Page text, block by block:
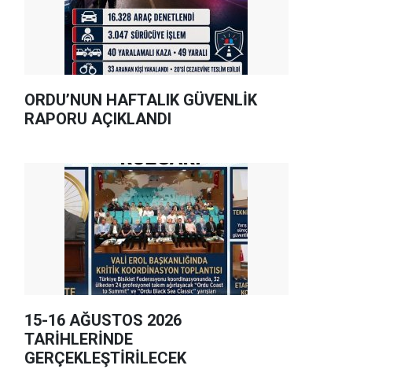
ORDU’NUN HAFTALIK GÜVENLİK
RAPORU AÇIKLANDI
15-16 AĞUSTOS 2026
TARİHLERİNDE
GERÇEKLEŞTİRİLECEK